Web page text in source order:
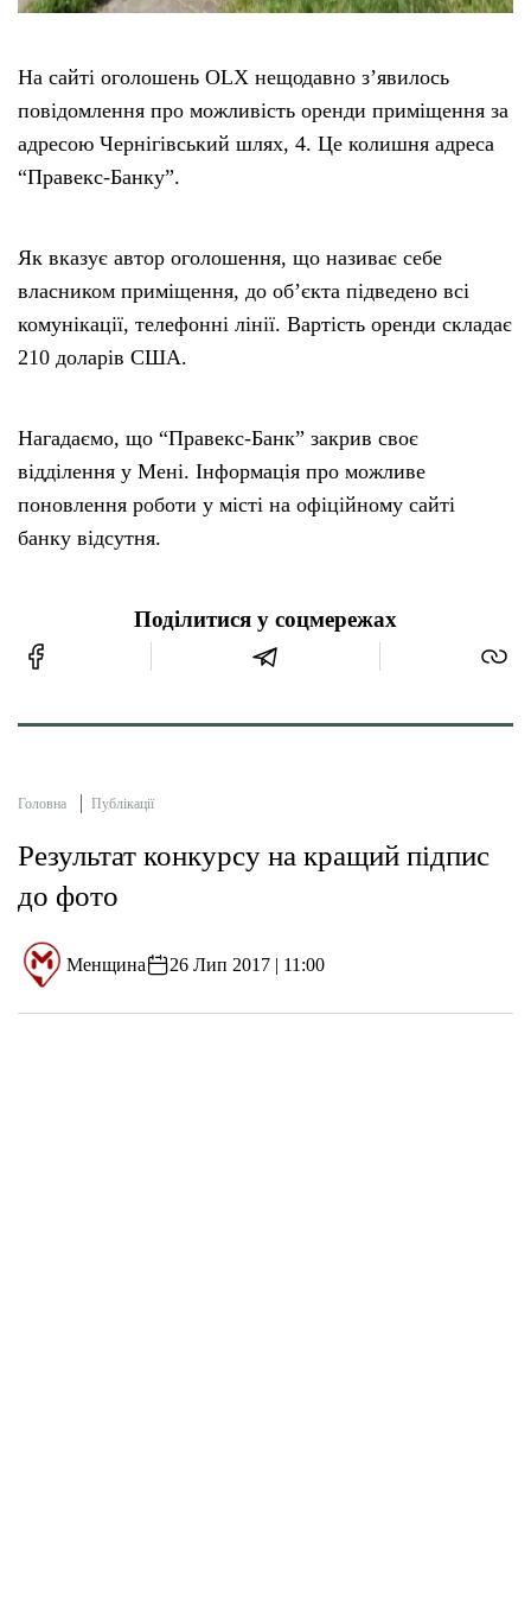
На сайті оголошень OLX нещодавно з’явилось
повідомлення про можливість оренди приміщення за
адресою Чернігівський шлях, 4. Це колишня адреса
“Правекс-Банку”.
Як вказує автор оголошення, що називає себе
власником приміщення, до об’єкта підведено всі
комунікації, телефонні лінії. Вартість оренди складає
210 доларів США.
Нагадаємо, що “Правекс-Банк” закрив своє
відділення у Мені. Інформація про можливе
поновлення роботи у місті на офіційному сайті
банку відсутня.
Поділитися у соцмережах
Головна Публікації
Результат конкурсу на кращий підпис
до фото
Менщина 26 Лип 2017 | 11:00